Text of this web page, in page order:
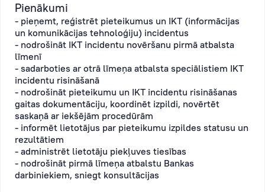
Pienākumi
- pieņemt, reģistrēt pieteikumus un IKT (informācijas
un komunikācijas tehnoloģiju) incidentus
- nodrošināt IKT incidentu novēršanu pirmā atbalsta
līmenī
- sadarboties ar otrā līmeņa atbalsta speciālistiem IKT
incidentu risināšanā
- nodrošināt pieteikumu un IKT incidentu risināšanas
gaitas dokumentāciju, koordinēt izpildi, novērtēt
saskaņā ar iekšējām procedūrām
- informēt lietotājus par pieteikumu izpildes statusu un
rezultātiem
- administrēt lietotāju piekļuves tiesības
- nodrošināt pirmā līmeņa atbalstu Bankas
darbiniekiem, sniegt konsultācijas